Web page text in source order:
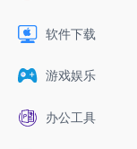
软件下载
游戏娱乐
办公工具